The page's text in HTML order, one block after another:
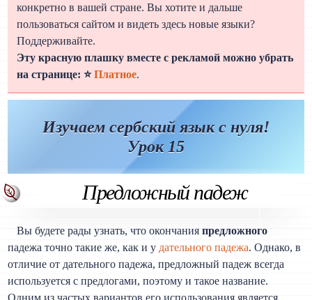
конкретно в вашей стране. Вы хотите и дальше
пользоваться сайтом и видеть здесь новые языки?
Поддерживайте.
Эту красную плашку вместе с рекламой можно убрать
на странице: ⭐Платное.
Изучаем сербский язык с нуля!
Урок 15
Предложный падеж
Вы будете рады узнать, что окончания предложного
падежа точно такие же, как и у дательного падежа. Однако, в
отличие от дательного падежа, предложный падеж всегда
используется с предлогами, поэтому и такое название.
Одним из частых вариантов его использования является